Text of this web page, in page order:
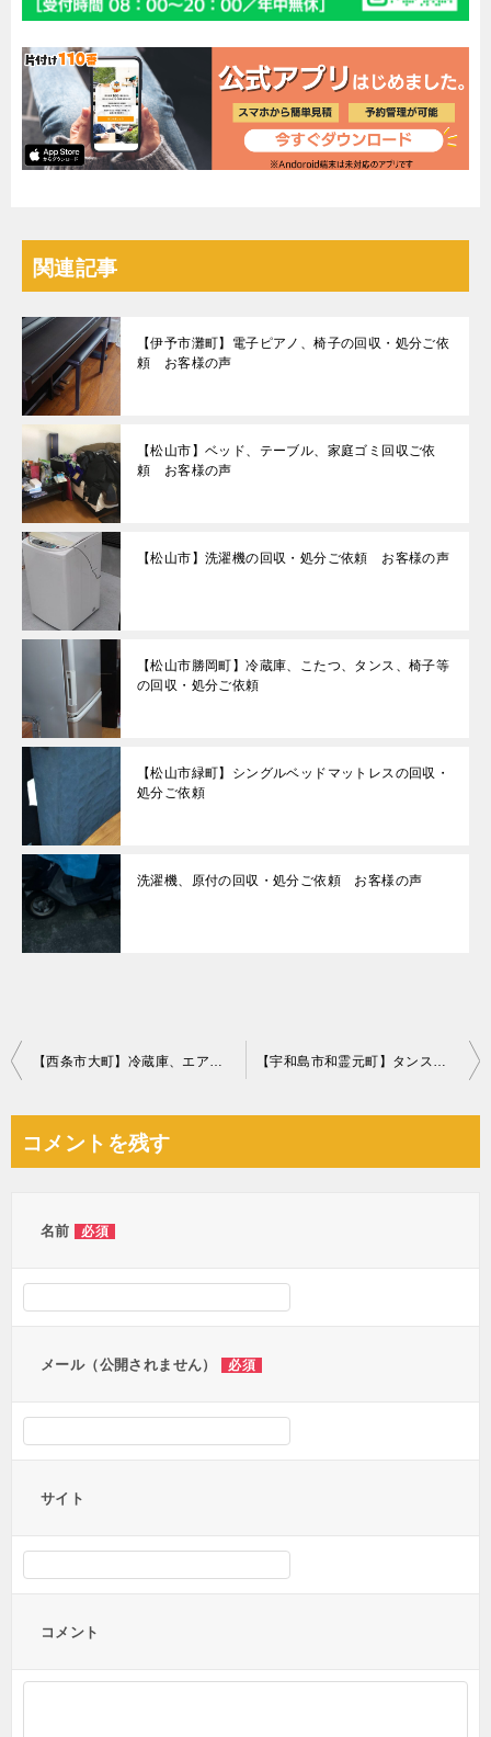
関連記事
【伊予市灘町】電子ピアノ、椅子の回収・処分ご依
頼 お客様の声
【松山市】ベッド、テーブル、家庭ゴミ回収ご依
頼 お客様の声
【松山市】洗濯機の回収・処分ご依頼 お客様の声
【松山市勝岡町】冷蔵庫、こたつ、タンス、椅子等
の回収・処分ご依頼
【松山市緑町】シングルベッドマットレスの回収・
処分ご依頼
洗濯機、原付の回収・処分ご依頼 お客様の声
投
ビ
【西条市大町】冷蔵庫、エアコン、洗濯機、こたつ、タンス等の回収 【宇和島市和霊元町】タンス、ソファー、こたつ、一般ごみ等の回収
コメントを残す
名前 必須
メール（公開されません） 必須
サイト
コメント